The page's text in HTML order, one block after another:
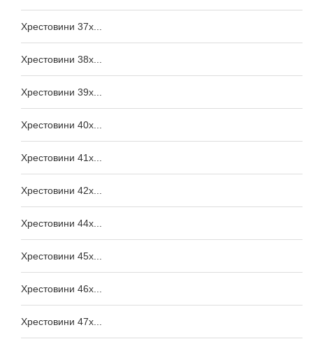
Хрестовини 37x...
Хрестовини 38x...
Хрестовини 39x...
Хрестовини 40x...
Хрестовини 41x...
Хрестовини 42x...
Хрестовини 44x...
Хрестовини 45x...
Хрестовини 46x...
Хрестовини 47x...